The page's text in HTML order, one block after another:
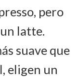
pero
latte.
suave que
eligen un